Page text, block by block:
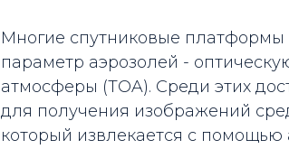
Многие спутниковые платформы
параметр аэрозолей -
атмосферы (TOA). Среди этих
для получения изображений
который извлекается с